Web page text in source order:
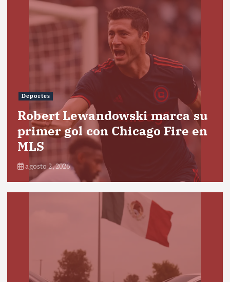
Deportes
Robert Lewandowski marca su
primer gol con Chicago Fire en
MLS
agosto 2, 2026